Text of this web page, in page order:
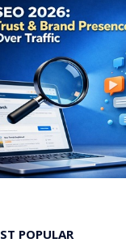
POPULAR